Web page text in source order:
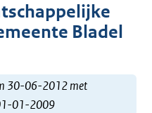
Bladel
30-06-2012 met
01-2009